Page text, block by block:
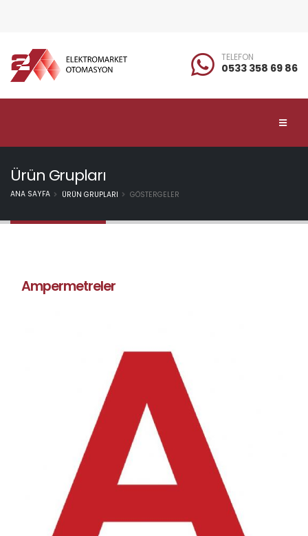
TELEFON
0533 358 69 86
Ürün Grupları
ANA SAYFA ÜRÜN GRUPLARI GÖSTERGELER
Ampermetreler